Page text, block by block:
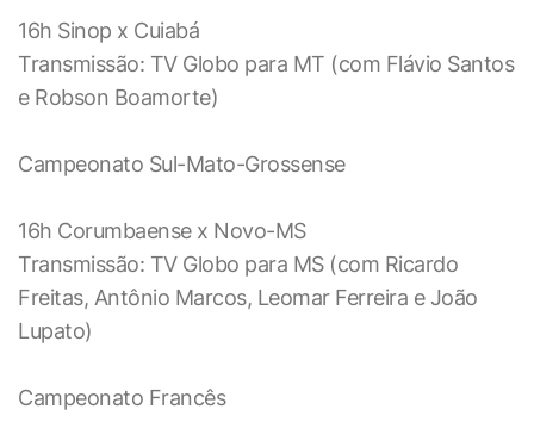
16h Sinop x Cuiabá
Transmissão: TV Globo para MT (com Flávio Santos
e Robson Boamorte)
Campeonato Sul-Mato-Grossense
16h Corumbaense x Novo-MS
Transmissão: TV Globo para MS (com Ricardo
Freitas, Antônio Marcos, Leomar Ferreira e João
Lupato)
Campeonato Francês